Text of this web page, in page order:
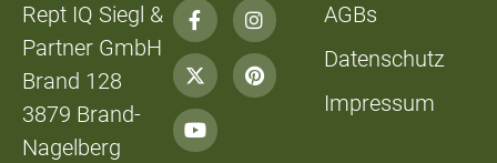
Rept IQ Siegl &
Partner GmbH
Brand 128
3879 Brand-
Nagelberg
AGBs
Datenschutz
Impressum